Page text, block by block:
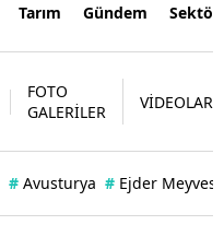
Tarım Gündem
FOTO
GALERİLER
VİDEOLAR
# Avusturya # Ejder Meyvesi